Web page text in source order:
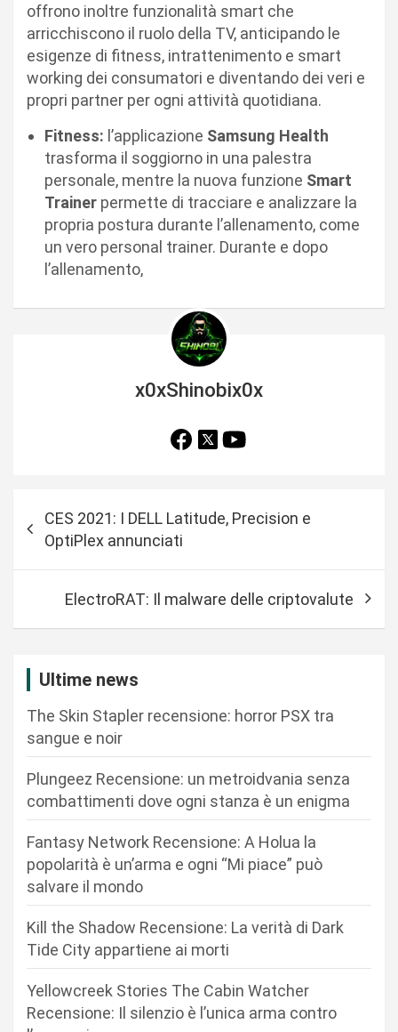
offrono inoltre funzionalità smart che
arricchiscono il ruolo della TV, anticipando le
esigenze di fitness, intrattenimento e smart
working dei consumatori e diventando dei veri e
propri partner per ogni attività quotidiana.
Fitness: l’applicazione Samsung Health
trasforma il soggiorno in una palestra
personale, mentre la nuova funzione Smart
Trainer permette di tracciare e analizzare la
propria postura durante l’allenamento, come
un vero personal trainer. Durante e dopo
l’allenamento,
x0xShinobix0x
CES 2021: I DELL Latitude, Precision e
OptiPlex annunciati
ElectroRAT: Il malware delle criptovalute
Ultime news
The Skin Stapler recensione: horror PSX tra
sangue e noir
Plungeez Recensione: un metroidvania senza
combattimenti dove ogni stanza è un enigma
Fantasy Network Recensione: A Holua la
popolarità è un’arma e ogni “Mi piace” può
salvare il mondo
Kill the Shadow Recensione: La verità di Dark
Tide City appartiene ai morti
Yellowcreek Stories The Cabin Watcher
Recensione: Il silenzio è l’unica arma contro